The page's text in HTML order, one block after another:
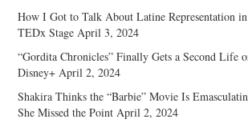
How I Got to Talk About Latine Representation
TEDx Stage April 3, 2024
“Gordita Chronicles” Finally Gets a Second Life
Disney+ April 2, 2024
Shakira Thinks the “Barbie” Movie Is
She Missed the Point April 2, 2024